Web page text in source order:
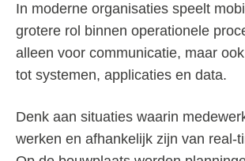
In moderne organisaties speelt
grotere rol binnen operationele
alleen voor communicatie, maar
tot systemen, applicaties en data.
Denk aan situaties waarin
werken en afhankelijk zijn van real-